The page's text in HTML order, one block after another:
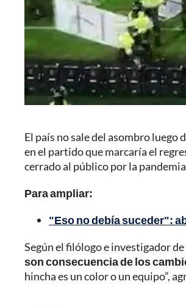
El país no sale del asombro luego
en el partido que marcaría el
cerrado al público por la
Para ampliar:
"Eso no debía suceder":
Según el filólogo e investigador
son consecuencia de los
hincha es un color o un equipo”,